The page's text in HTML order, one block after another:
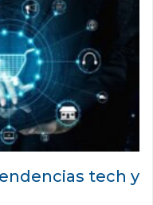
tech y